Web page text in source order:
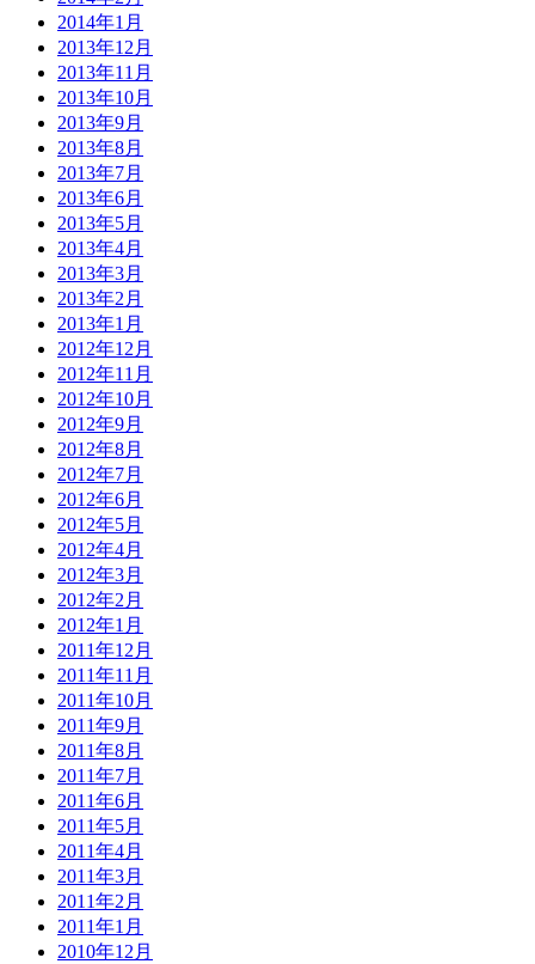
2014年1月
2013年12月
2013年11月
2013年10月
2013年9月
2013年8月
2013年7月
2013年6月
2013年5月
2013年4月
2013年3月
2013年2月
2013年1月
2012年12月
2012年11月
2012年10月
2012年9月
2012年8月
2012年7月
2012年6月
2012年5月
2012年4月
2012年3月
2012年2月
2012年1月
2011年12月
2011年11月
2011年10月
2011年9月
2011年8月
2011年7月
2011年6月
2011年5月
2011年4月
2011年3月
2011年2月
2011年1月
2010年12月